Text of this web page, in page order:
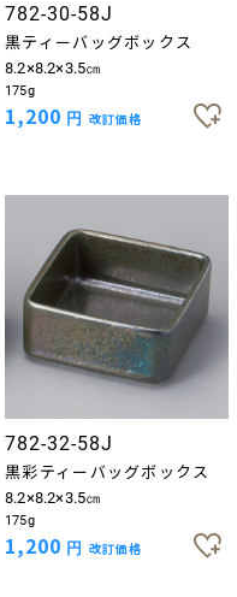
782-30-58J
黒ティーバッグボックス
8.2×8.2×3.5㎝
175g
1,200 円 改訂価格
782-32-58J
黒彩ティーバッグボックス
8.2×8.2×3.5㎝
175g
1,200 円 改訂価格